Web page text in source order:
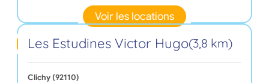
Voir les locations
Les Estudines Victor Hugo(3,8 km)
Clichy (92110)